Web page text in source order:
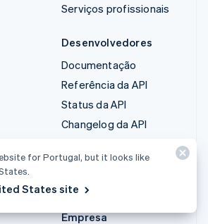
Serviços profissionais
Desenvolvedores
Documentação
Referência da API
Status da API
Changelog da API
Stripe Projects
Blog do desenvolvedor
Empresa
for Portugal, but it looks like
States site